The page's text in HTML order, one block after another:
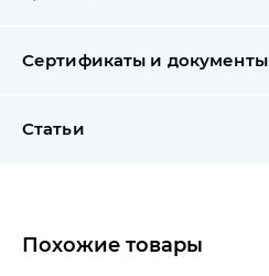
Сертификаты и документы
Статьи
Похожие товары